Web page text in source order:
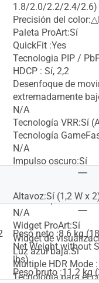
1.8/2.0/2.2/2.4/2.6)
Precisión del
Paleta ProArt:Sí
QuickFit :Yes
Tecnologia PIP /
HDCP : Sí, 2,2
Desenfoque de
extremadamente
N/A
Tecnología VRR:Sí
Tecnología
N/A
Impulso oscuro:Sí
Refuerzo de
Desenfoque de
N/A
Widget ProArt:Sí
Widget de
Luz azul baja:Sí
Multiple HDR Mode :
Tecnología para el
Altavoz:Sí (1,2 W x
Peso neto :8.6 kg
Net Weight without
lbs)
Peso bruto :11.2 kg